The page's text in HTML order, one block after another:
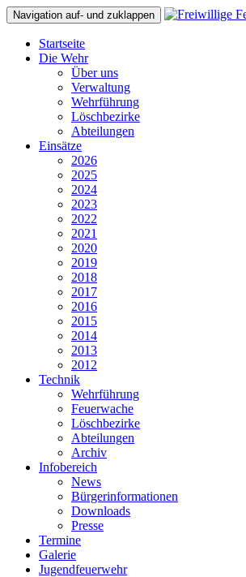
Navigation auf- und zuklappen
Startseite
Die Wehr
Über uns
Verwaltung
Wehrführung
Löschbezirke
Abteilungen
Einsätze
2026
2025
2024
2023
2022
2021
2020
2019
2018
2017
2016
2015
2014
2013
2012
Technik
Wehrführung
Feuerwache
Löschbezirke
Abteilungen
Archiv
Infobereich
News
Bürgerinformationen
Downloads
Presse
Termine
Galerie
Jugendfeuerwehr